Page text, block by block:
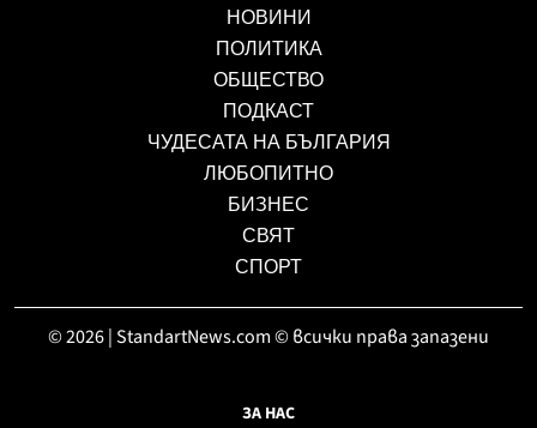
НОВИНИ
ПОЛИТИКА
ОБЩЕСТВО
ПОДКАСТ
ЧУДЕСАТА НА БЪЛГАРИЯ
ЛЮБОПИТНО
БИЗНЕС
СВЯТ
СПОРТ
© 2026 | StandartNews.com © всички права запазени
ЗА НАС